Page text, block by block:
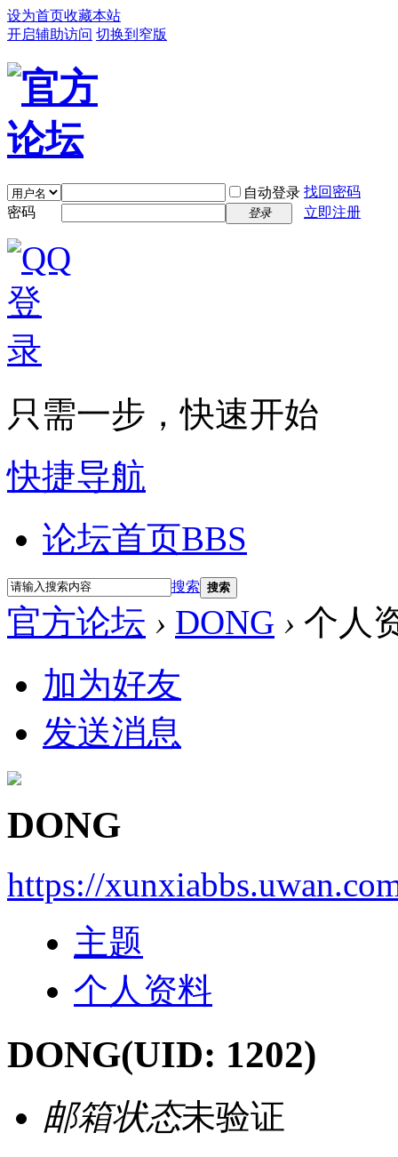
设为首页收藏本站
开启辅助访问 切换到窄版
自动登录 找回密码
密码
登录 立即注册
只需一步，快速开始
快捷导航
论坛首页BBS
搜索 搜索
官方论坛 › DONG › 个人
加为好友
发送消息
DONG
https://
主题
个人资料
DONG(UID: 1202)
邮箱状态未验证